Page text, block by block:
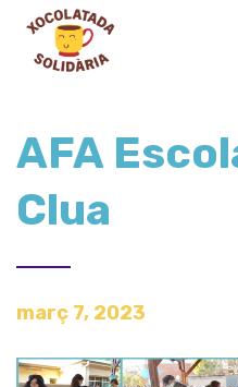
AFA
Clua
març 7, 2023